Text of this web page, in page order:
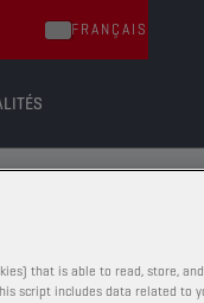
FRANÇAIS
that is able to read, store,
script includes data related to